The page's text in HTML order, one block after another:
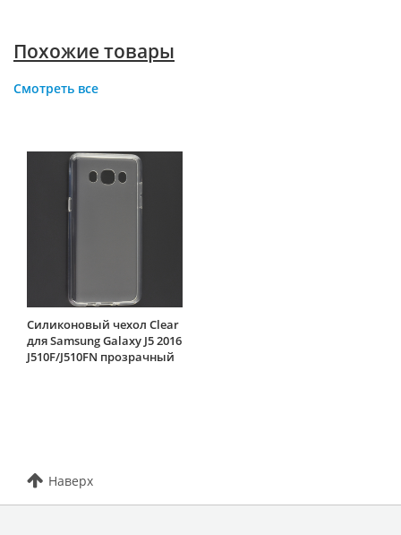
Похожие товары
Смотреть все
Силиконовый чехол Clear
для Samsung Galaxy J5 2016
J510F/J510FN прозрачный
Наверх